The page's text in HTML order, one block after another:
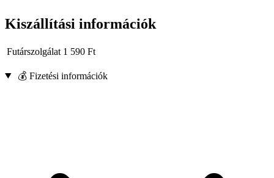
Kiszállítási információk
Futárszolgálat 1 590 Ft
💰 Fizetési információk